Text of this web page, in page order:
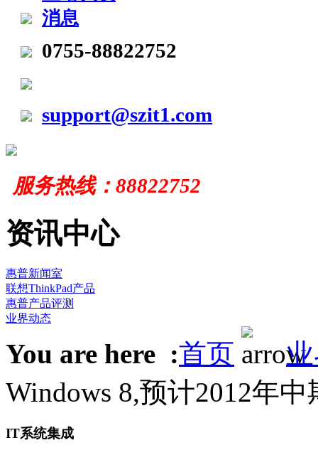
0755-88822752
support@szit1.com
服务热线： 88822752
资讯中心
惠普新闻室
联想ThinkPad产品
惠普产品评测
业界动态
You are here :首页
Windows 8,预计2012年中
IT系统集成